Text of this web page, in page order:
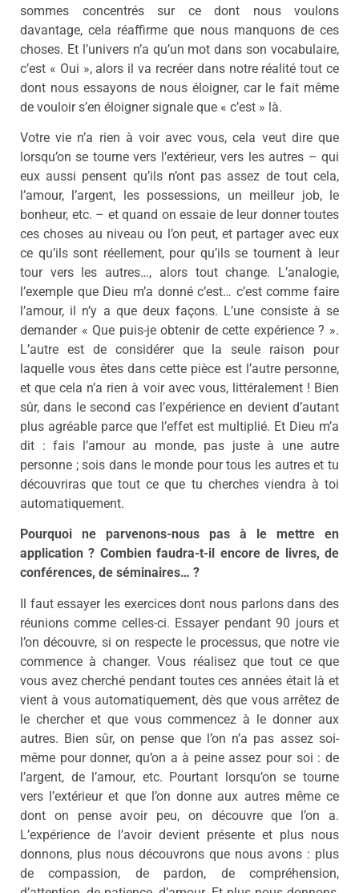
sommes concentrés sur ce dont nous voulons
davantage, cela réaffirme que nous manquons de ces
choses. Et l’univers n’a qu’un mot dans son vocabulaire,
c’est « Oui », alors il va recréer dans notre réalité tout ce
dont nous essayons de nous éloigner, car le fait même
de vouloir s’en éloigner signale que « c’est » là.
Votre vie n’a rien à voir avec vous, cela veut dire que
lorsqu’on se tourne vers l’extérieur, vers les autres – qui
eux aussi pensent qu’ils n’ont pas assez de tout cela,
l’amour, l’argent, les possessions, un meilleur job, le
bonheur, etc. – et quand on essaie de leur donner toutes
ces choses au niveau ou l’on peut, et partager avec eux
ce qu’ils sont réellement, pour qu’ils se tournent à leur
tour vers les autres…, alors tout change. L’analogie,
l’exemple que Dieu m’a donné c’est… c’est comme faire
l’amour, il n’y a que deux façons. L’une consiste à se
demander « Que puis-je obtenir de cette expérience ? ».
L’autre est de considérer que la seule raison pour
laquelle vous êtes dans cette pièce est l’autre personne,
et que cela n’a rien à voir avec vous, littéralement ! Bien
sûr, dans le second cas l’expérience en devient d’autant
plus agréable parce que l’effet est multiplié. Et Dieu m’a
dit : fais l’amour au monde, pas juste à une autre
personne ; sois dans le monde pour tous les autres et tu
découvriras que tout ce que tu cherches viendra à toi
automatiquement.
Pourquoi ne parvenons-nous pas à le mettre en
application ? Combien faudra-t-il encore de livres, de
conférences, de séminaires… ?
Il faut essayer les exercices dont nous parlons dans des
réunions comme celles-ci. Essayer pendant 90 jours et
l’on découvre, si on respecte le processus, que notre vie
commence à changer. Vous réalisez que tout ce que
vous avez cherché pendant toutes ces années était là et
vient à vous automatiquement, dès que vous arrêtez de
le chercher et que vous commencez à le donner aux
autres. Bien sûr, on pense que l’on n’a pas assez soi-
même pour donner, qu’on a à peine assez pour soi : de
l’argent, de l’amour, etc. Pourtant lorsqu’on se tourne
vers l’extérieur et que l’on donne aux autres même ce
dont on pense avoir peu, on découvre que l’on a.
L’expérience de l’avoir devient présente et plus nous
donnons, plus nous découvrons que nous avons : plus
de compassion, de pardon, de compréhension,